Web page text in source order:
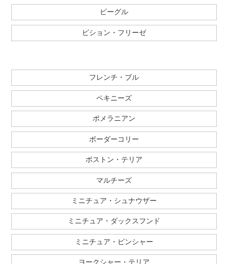
ビーグル
ビション・フリーゼ
フレンチ・ブル
ペキニーズ
ポメラニアン
ボーダーコリー
ボストン・テリア
マルチーズ
ミニチュア・シュナウザー
ミニチュア・ダックスフンド
ミニチュア・ピンシャー
ヨークシャー・テリア